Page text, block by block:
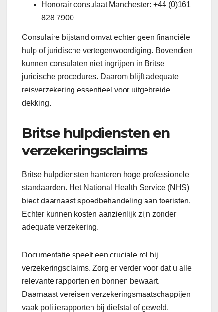
Honorair consulaat Manchester: +44 (0)161
828 7900
Consulaire bijstand omvat echter geen financiële
hulp of juridische vertegenwoordiging. Bovendien
kunnen consulaten niet ingrijpen in Britse
juridische procedures. Daarom blijft adequate
reisverzekering essentieel voor uitgebreide
dekking.
Britse hulpdiensten en
verzekeringsclaims
Britse hulpdiensten hanteren hoge professionele
standaarden. Het National Health Service (NHS)
biedt daarnaast spoedbehandeling aan toeristen.
Echter kunnen kosten aanzienlijk zijn zonder
adequate verzekering.
Documentatie speelt een cruciale rol bij
verzekeringsclaims. Zorg er verder voor dat u alle
relevante rapporten en bonnen bewaart.
Daarnaast vereisen verzekeringsmaatschappijen
vaak politierapporten bij diefstal of geweld.